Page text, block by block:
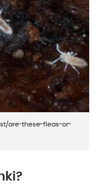
are-these-fleas-or-